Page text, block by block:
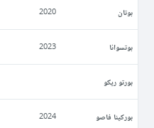
بوتان 2020
بوتسوانا 2023
بورتو ريكو
بوركينا فاصو 2024